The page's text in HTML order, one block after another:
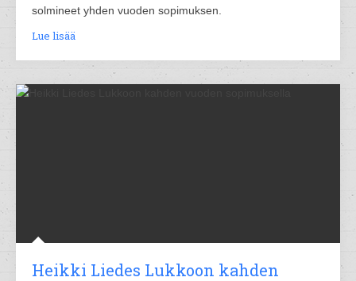
solmineet yhden vuoden sopimuksen.
Lue lisää
Heikki Liedes Lukkoon kahden